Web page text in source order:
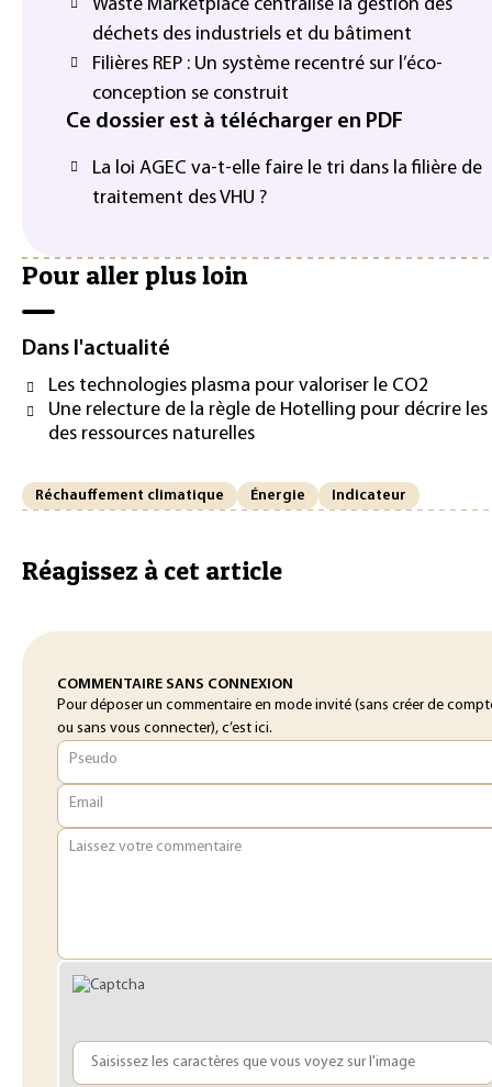
Waste Marketplace centralise la gestion des
déchets des industriels et du bâtiment
Filières REP : Un système recentré sur l’éco-
conception se construit
Ce dossier est à télécharger en PDF
La loi AGEC va-t-elle faire le tri dans la filière de
traitement des VHU ?
Pour aller plus loin
Dans l'actualité
Les technologies plasma pour valoriser le CO2
Une relecture de la règle de Hotelling pour décrire les
des ressources naturelles
Réchauffement climatique Énergie Indicateur
Réagissez à cet article
COMMENTAIRE SANS CONNEXION
Pour déposer un commentaire en mode invité (sans créer de
ou sans vous connecter), c’est ici.
Pseudo
Email
Laissez votre commentaire